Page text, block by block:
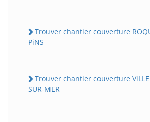
Trouver chantier couverture
PiNS
Trouver chantier couverture
SUR-MER